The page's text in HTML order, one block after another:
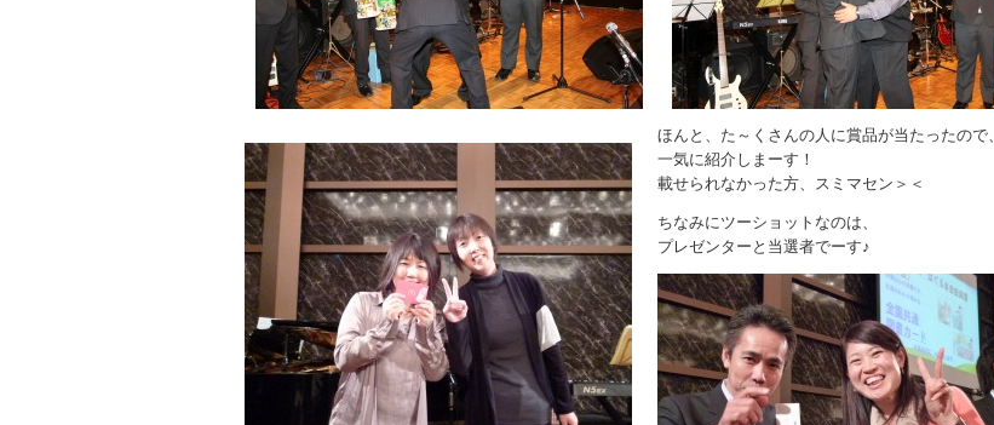
ほんと、た～くさんの人に賞品が当たったので、
一気に紹介しまーす！
載せられなかった方、スミマセン＞＜
ちなみにツーショットなのは、
プレゼンターと当選者でーす♪